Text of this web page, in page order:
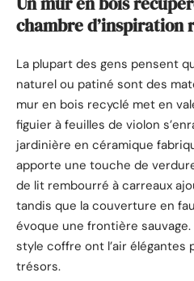
chambre d’inspiration
La plupart des gens pensent
naturel ou patiné sont des
mur en bois recyclé met en
figuier à feuilles de violon
jardinière en céramique
apporte une touche de
de lit rembourré à carreaux
tandis que la couverture en
évoque une frontière sauvage.
style coffre ont l’air élégantes
trésors.